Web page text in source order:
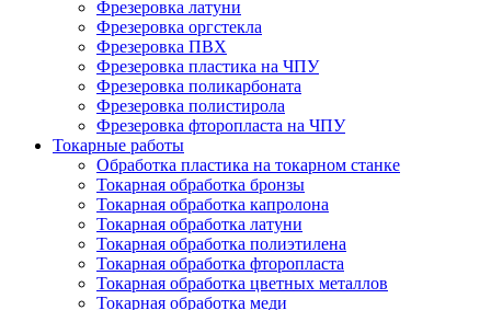
Фрезеровка латуни
Фрезеровка оргстекла
Фрезеровка ПВХ
Фрезеровка пластика на ЧПУ
Фрезеровка поликарбоната
Фрезеровка полистирола
Фрезеровка фторопласта на ЧПУ
Токарные работы
Обработка пластика на токарном станке
Токарная обработка бронзы
Токарная обработка капролона
Токарная обработка латуни
Токарная обработка полиэтилена
Токарная обработка фторопласта
Токарная обработка цветных металлов
Токарная обработка меди